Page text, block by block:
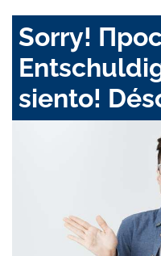
Sorry!
siento!